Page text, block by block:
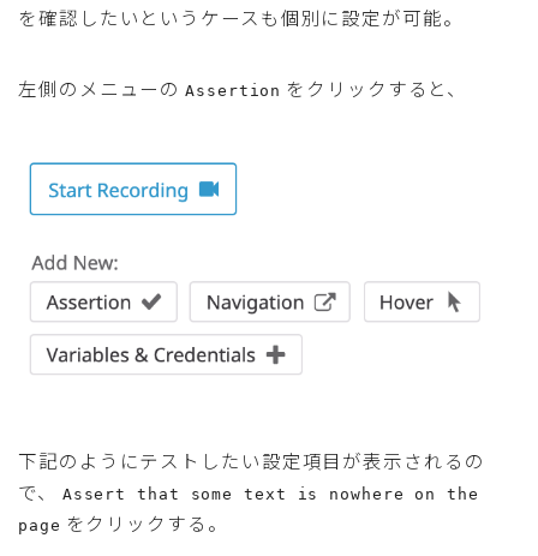
を確認したいというケースも個別に設定が可能。
左側のメニューのAssertion をクリックすると、
下記のようにテストしたい設定項目が表示されるの
で、
Assert that some text is nowhere on the
page をクリックする。